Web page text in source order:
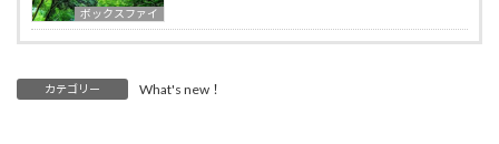
ボックスファイ
カテゴリー What's new！